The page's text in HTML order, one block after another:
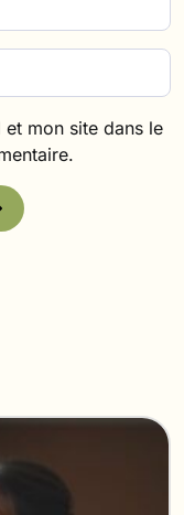
mon site dans le